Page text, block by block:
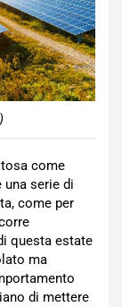
come
una serie di
come per
questa estate
ma
di mettere